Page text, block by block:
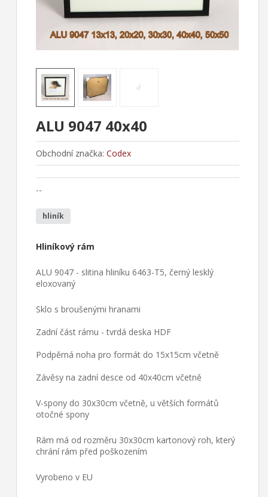
ALU 9047 40x40
Obchodní značka: Codex
--
hliník
Hliníkový rám
ALU 9047 - slitina hliníku 6463-T5, černý lesklý
eloxovaný
Sklo s broušenými hranami
Zadní část rámu - tvrdá deska HDF
Podpěrná noha pro formát do 15x15cm včetně
Závěsy na zadní desce od 40x40cm včetně
V-spony do 30x30cm včetně, u větších formátů
otočné spony
Rám má od rozměru 30x30cm kartonový roh, který
chrání rám před poškozením
Vyrobeno v EU